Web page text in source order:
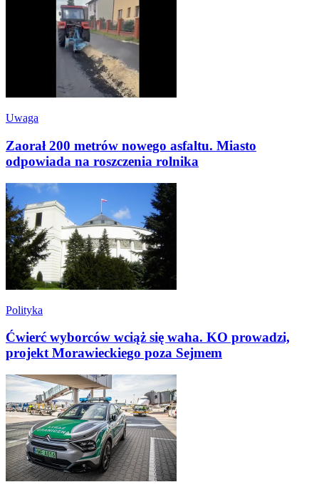
Uwaga
Zaorał 200 metrów nowego asfaltu. Miasto
odpowiada na roszczenia rolnika
Polityka
Ćwierć wyborców wciąż się waha. KO prowadzi,
projekt Morawieckiego poza Sejmem